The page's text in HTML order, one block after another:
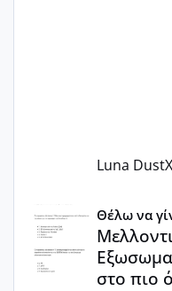
Luna Dust
Μελλοντικές
Θέλω να
στο πιο